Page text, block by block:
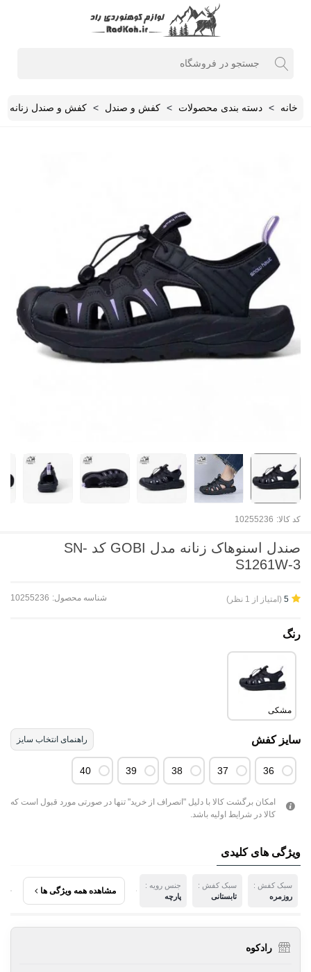
خانه > دسته بندی محصولات > کفش و صندل > کفش و صندل زنانه
کد کالا: 10255236
صندل اسنوهاک زنانه مدل GOBI کد SN-
S1261W-3
(امتیاز از 1 نظر) شناسه محصول: 10255236
رنگ
مشکی
سایز کفش راهنمای انتخاب سایز
36
37
38
39
40
امکان برگشت کالا با دلیل "انصراف از خرید" تنها در صورتی مورد قبول است که
کالا در شرایط اولیه باشد.
ویژگی های کلیدی
سبک کفش :
روزمره
سبک کفش :
تابستانی
جنس رویه :
پارچه
مشاهده همه ویژگی ها
رادکوه